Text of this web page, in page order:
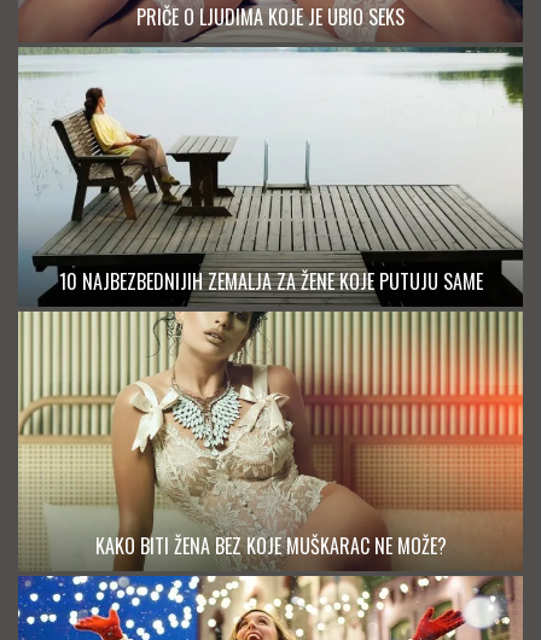
PRIČE O LJUDIMA KOJE JE UBIO SEKS
10 NAJBEZBEDNIJIH ZEMALJA ZA ŽENE KOJE PUTUJU SAME
KAKO BITI ŽENA BEZ KOJE MUŠKARAC NE MOŽE?